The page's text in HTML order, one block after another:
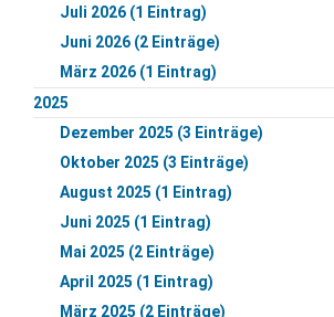
Juli 2026 (1 Eintrag)
Juni 2026 (2 Einträge)
März 2026 (1 Eintrag)
2025
Dezember 2025 (3 Einträge)
Oktober 2025 (3 Einträge)
August 2025 (1 Eintrag)
Juni 2025 (1 Eintrag)
Mai 2025 (2 Einträge)
April 2025 (1 Eintrag)
März 2025 (2 Einträge)